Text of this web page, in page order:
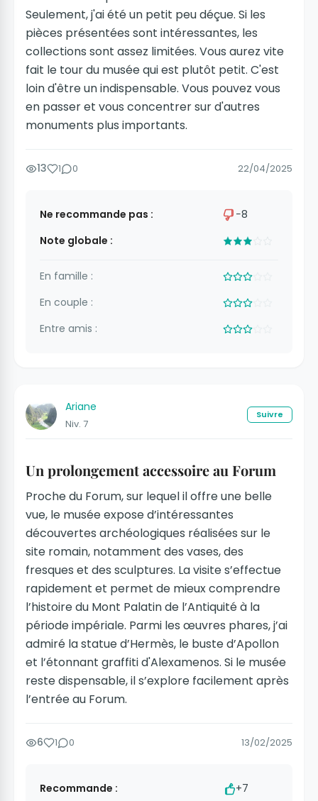
Seulement, j'ai été un petit peu déçue. Si les
pièces présentées sont intéressantes, les
collections sont assez limitées. Vous aurez vite
fait le tour du musée qui est plutôt petit. C'est
loin d'être un indispensable. Vous pouvez vous
en passer et vous concentrer sur d'autres
monuments plus importants.
13 1 0 22/04/2025
Ne recommande pas :
−8
Note globale :
En famille :
En couple :
Entre amis :
Ariane
Niv. 7
Suivre
Un prolongement accessoire au Forum
Proche du Forum, sur lequel il offre une belle
vue, le musée expose d’intéressantes
découvertes archéologiques réalisées sur le
site romain, notamment des vases, des
fresques et des sculptures. La visite s’effectue
rapidement et permet de mieux comprendre
l’histoire du Mont Palatin de l’Antiquité à la
période impériale. Parmi les œuvres phares, j’ai
admiré la statue d’Hermès, le buste d’Apollon
et l’étonnant graffiti d'Alexamenos. Si le musée
reste dispensable, il s’explore facilement après
l’entrée au Forum.
6 1 0 13/02/2025
Recommande :
+7